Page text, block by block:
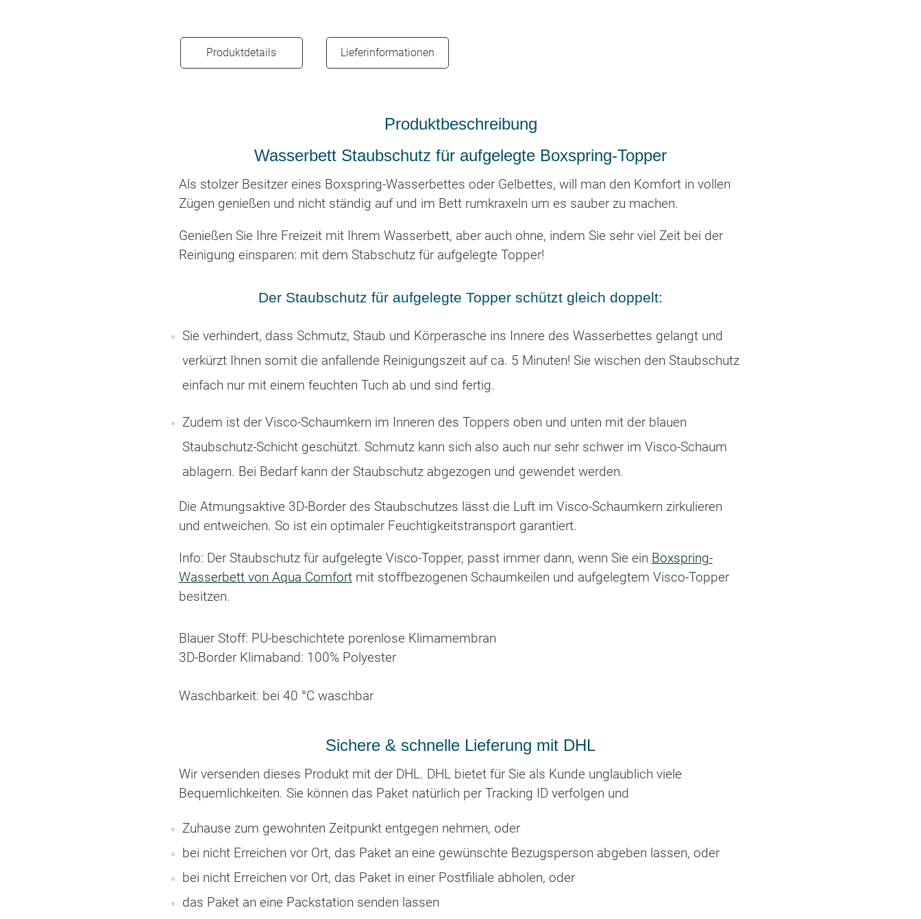
Produktdetails Lieferinformationen
Produktbeschreibung
Wasserbett Staubschutz für aufgelegte Boxspring-Topper
Als stolzer Besitzer eines Boxspring-Wasserbettes oder Gelbettes, will man den Komfort in vollen
Zügen genießen und nicht ständig auf und im Bett rumkraxeln um es sauber zu machen.
Genießen Sie Ihre Freizeit mit Ihrem Wasserbett, aber auch ohne, indem Sie sehr viel Zeit bei der
Reinigung einsparen: mit dem Stabschutz für aufgelegte Topper!
Der Staubschutz für aufgelegte Topper schützt gleich doppelt:
Sie verhindert, dass Schmutz, Staub und Körperasche ins Innere des Wasserbettes gelangt und
verkürzt Ihnen somit die anfallende Reinigungszeit auf ca. 5 Minuten! Sie wischen den Staubschutz
einfach nur mit einem feuchten Tuch ab und sind fertig.
Zudem ist der Visco-Schaumkern im Inneren des Toppers oben und unten mit der blauen
Staubschutz-Schicht geschützt. Schmutz kann sich also auch nur sehr schwer im Visco-Schaum
ablagern. Bei Bedarf kann der Staubschutz abgezogen und gewendet werden.
Die Atmungsaktive 3D-Border des Staubschutzes lässt die Luft im Visco-Schaumkern zirkulieren
und entweichen. So ist ein optimaler Feuchtigkeitstransport garantiert.
Info: Der Staubschutz für aufgelegte Visco-Topper, passt immer dann, wenn Sie ein Boxspring-
Wasserbett von Aqua Comfortmit stoffbezogenen Schaumkeilen und aufgelegtem Visco-Topper
besitzen.
Blauer Stoff: PU-beschichtete porenlose Klimamembran
3D-Border Klimaband: 100% Polyester
Waschbarkeit: bei 40 °C waschbar
Sichere & schnelle Lieferung mit DHL
Wir versenden dieses Produkt mit der DHL. DHL bietet für Sie als Kunde unglaublich viele
Bequemlichkeiten. Sie können das Paket natürlich per Tracking ID verfolgen und
Zuhause zum gewohnten Zeitpunkt entgegen nehmen, oder
bei nicht Erreichen vor Ort, das Paket an eine gewünschte Bezugsperson abgeben lassen, oder
bei nicht Erreichen vor Ort, das Paket in einer Postfiliale abholen, oder
das Paket an eine Packstation senden lassen